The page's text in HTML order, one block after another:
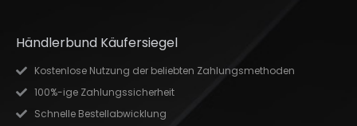
Händlerbund Käufersiegel
Kostenlose Nutzung der beliebten Zahlungsmethoden
100%-ige Zahlungssicherheit
Schnelle Bestellabwicklung